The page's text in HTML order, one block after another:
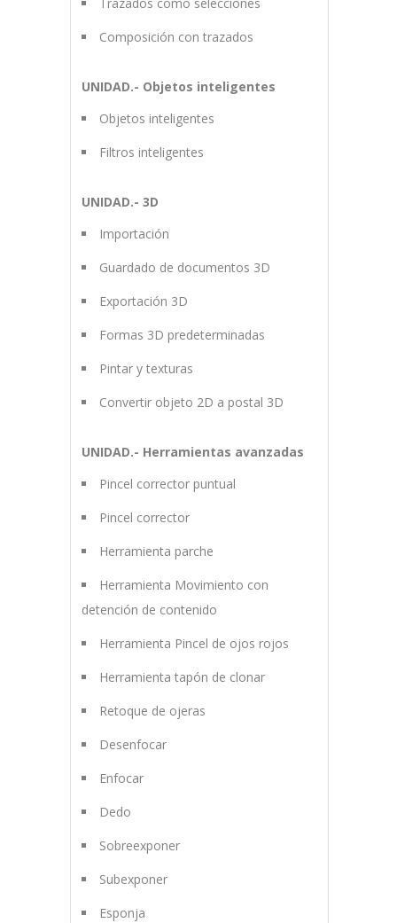
Composición con trazados
UNIDAD.- Objetos inteligentes
Objetos inteligentes
Filtros inteligentes
UNIDAD.- 3D
Importación
Guardado de documentos 3D
Exportación 3D
Formas 3D predeterminadas
Pintar y texturas
Convertir objeto 2D a postal 3D
UNIDAD.- Herramientas avanzadas
Pincel corrector puntual
Pincel corrector
Herramienta parche
Herramienta Movimiento con
detención de contenido
Herramienta Pincel de ojos rojos
Herramienta tapón de clonar
Retoque de ojeras
Desenfocar
Enfocar
Dedo
Sobreexponer
Subexponer
Esponja